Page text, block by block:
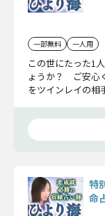
一部無料 一人用
この世にたった1
ょうか？ ご安心
をツインレイの相
特
命